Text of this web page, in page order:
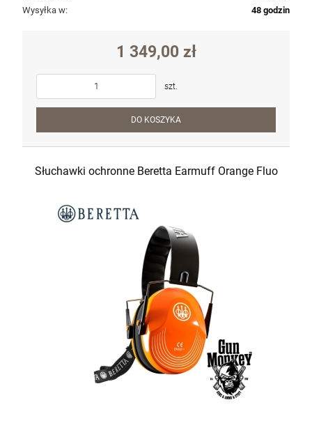
Wysyłka w:
48 godzin
1 349,00 zł
szt.
DO KOSZYKA
Słuchawki ochronne Beretta Earmuff Orange Fluo